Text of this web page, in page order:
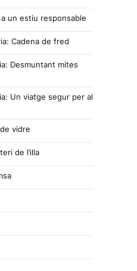
un estiu responsable
Cadena de fred
Desmuntant mites
Un viatge segur per al
vidre
de l’illa